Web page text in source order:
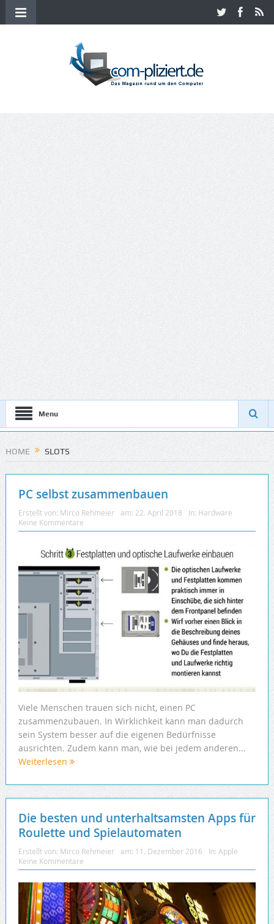
Menu
HOME SLOTS
PC selbst zusammenbauen
Erstellt von: Mirco Rehmeier am: 22. April 2018 In: Hardware
Keine Kommentare
Viele Menschen trauen sich nicht, einen PC
zusammenzubauen. In Wirklichkeit kann man dadurch
sein System besser auf die eigenen Bedürfnisse
ausrichten. Zudem kann man, wie bei jedem anderen...
Weiterlesen
Die besten und unterhaltsamsten Apps für
Roulette und Spielautomaten
Erstellt von: Mirco Rehmeier am: 11. Dezember 2016 In: Apple
Keine Kommentare